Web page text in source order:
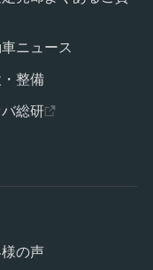
ニュース
整備
バ総研
の声